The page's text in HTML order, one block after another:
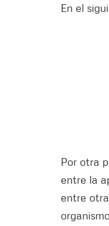
En el
Por otra
entre la
entre